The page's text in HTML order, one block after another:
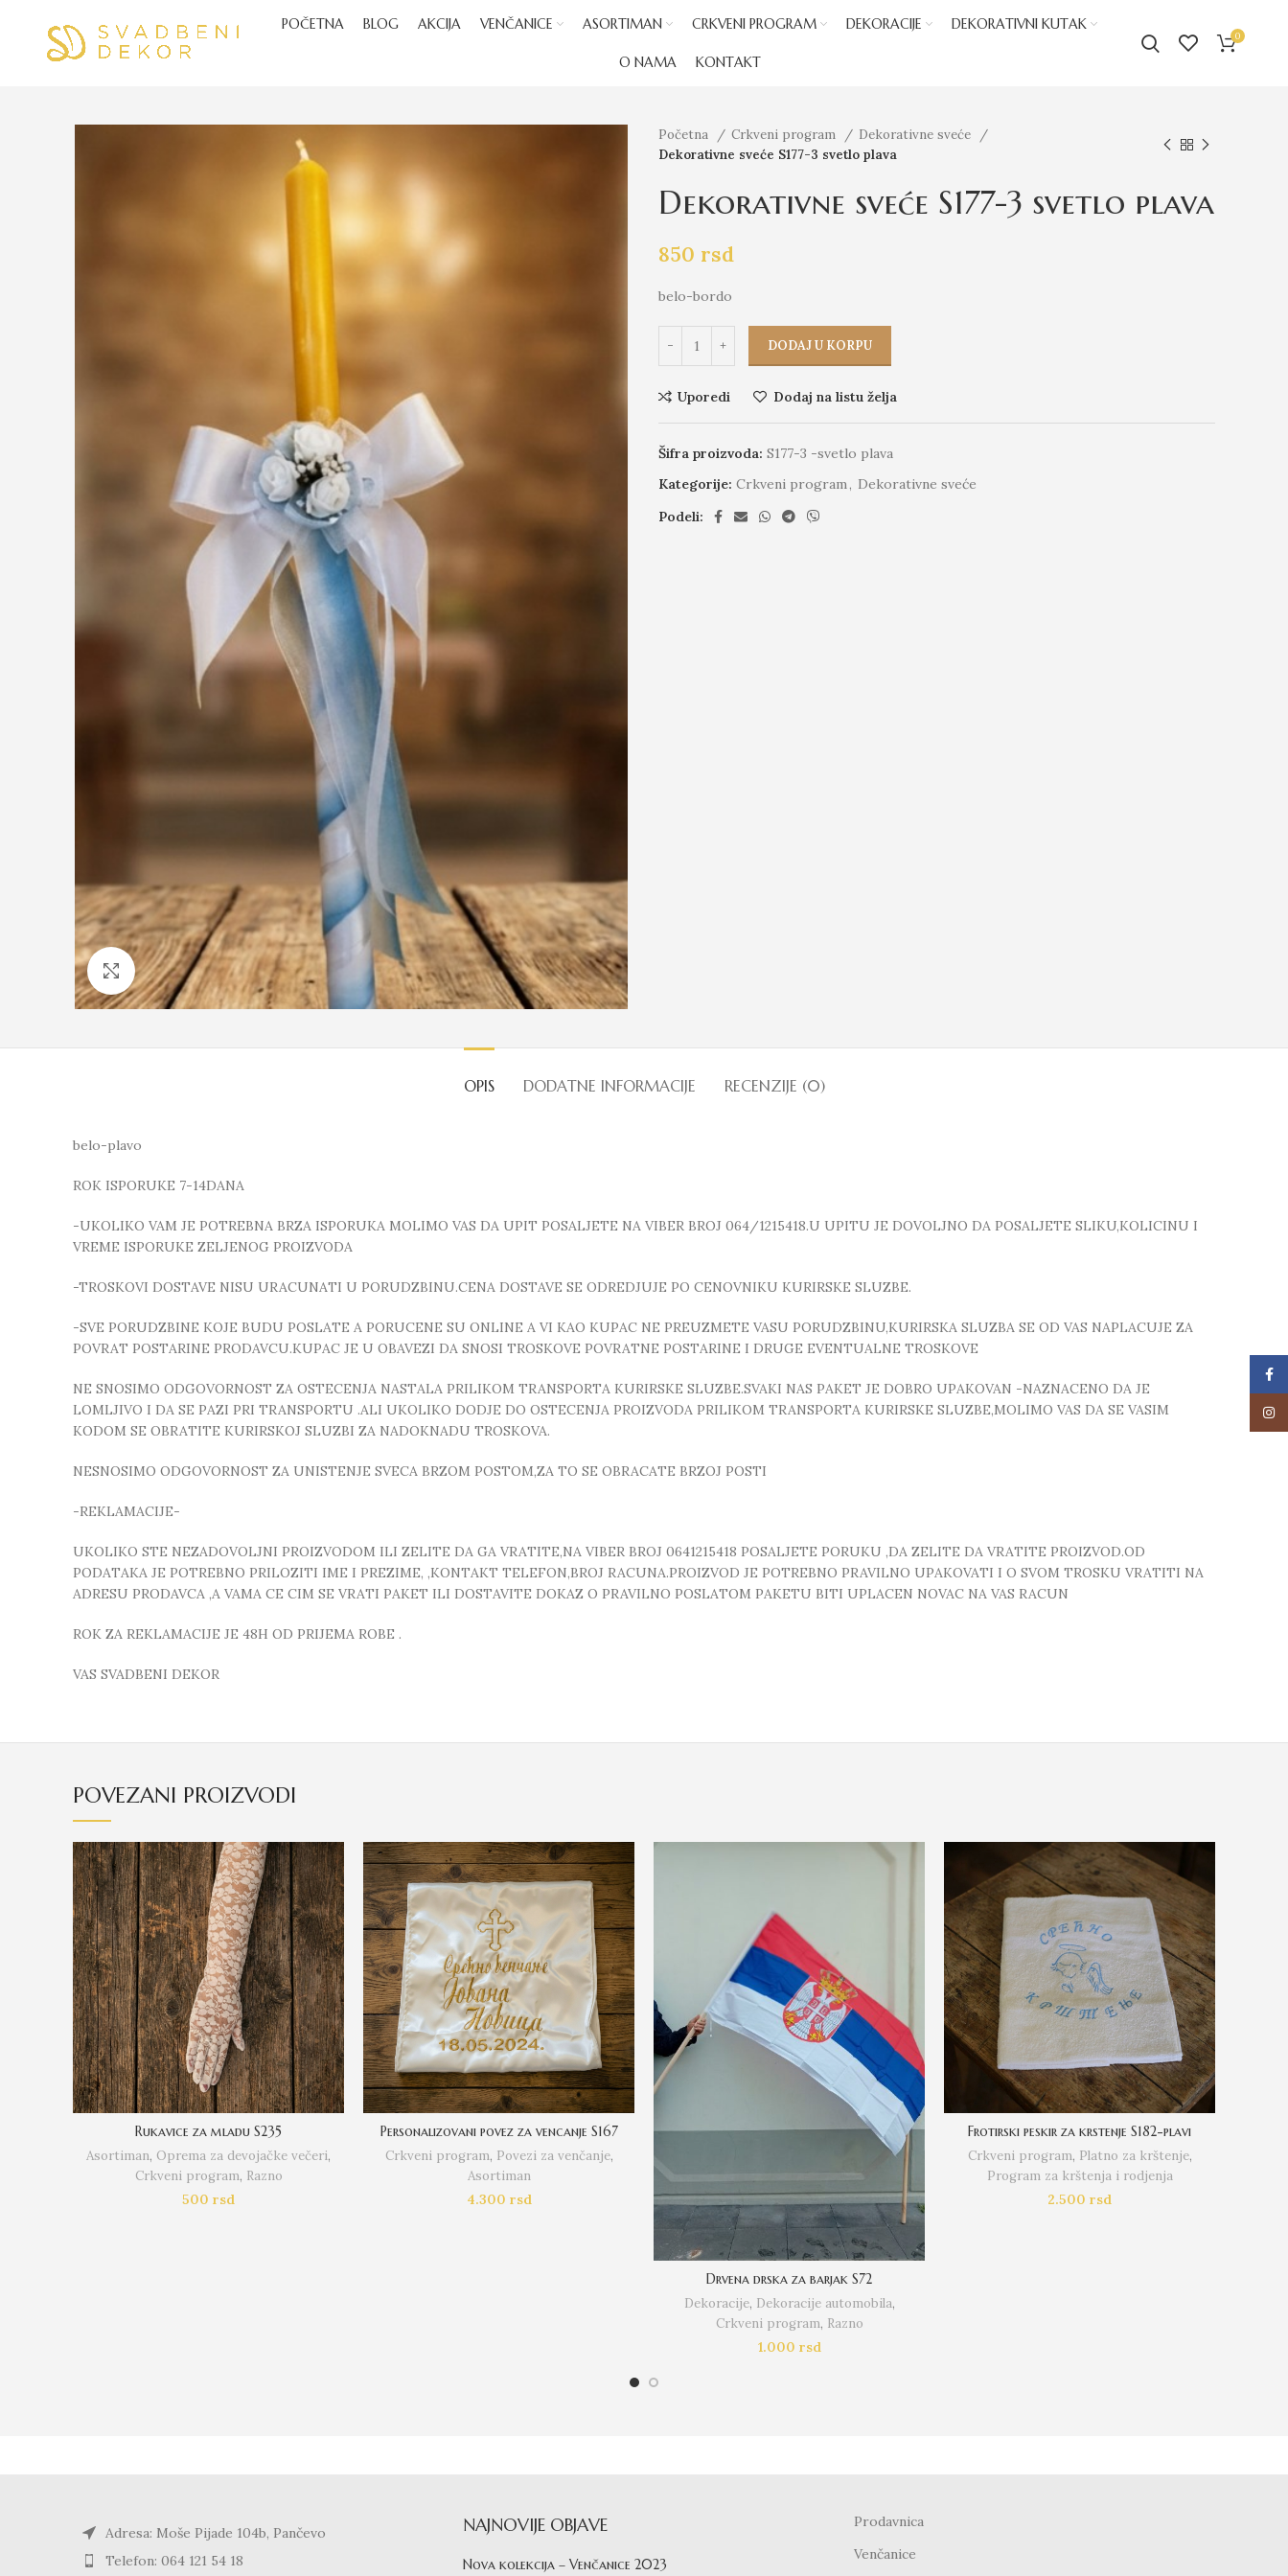
POČETNA BLOG AKCIJA VENČANICE ASORTIMAN CRKVENI PROGRAM DEKORACIJE DEKORATIVNI KUTAK
O NAMA KONTAKT
0
Click to enlarge
Početna Crkveni program
Dekorativne sveće
Dekorativne sveće S177-3 svetlo plava
Dekorativne sveće S177-3 svetlo plava
850 rsd
belo-bordo
DODAJ U KORPU
Uporedi Dodaj na listu želja
Šifra proizvoda: S177-3 -svetlo plava
Kategorije: Crkveni program, Dekorativne sveće
Podeli:
OPIS DODATNE INFORMACIJE RECENZIJE (0)
belo-plavo
ROK ISPORUKE 7-14DANA
-UKOLIKO VAM JE POTREBNA BRZA ISPORUKA MOLIMO VAS DA UPIT POSALJETE NA VIBER BROJ 064/1215418.U UPITU JE DOVOLJNO DA POSALJETE SLIKU,KOLICINU I
VREME ISPORUKE ZELJENOG PROIZVODA
-TROSKOVI DOSTAVE NISU URACUNATI U PORUDZBINU.CENA DOSTAVE SE ODREDJUJE PO CENOVNIKU KURIRSKE SLUZBE.
-SVE PORUDZBINE KOJE BUDU POSLATE A PORUCENE SU ONLINE A VI KAO KUPAC NE PREUZMETE VASU PORUDZBINU,KURIRSKA SLUZBA SE OD VAS NAPLACUJE ZA
POVRAT POSTARINE PRODAVCU.KUPAC JE U OBAVEZI DA SNOSI TROSKOVE POVRATNE POSTARINE I DRUGE EVENTUALNE TROSKOVE
NE SNOSIMO ODGOVORNOST ZA OSTECENJA NASTALA PRILIKOM TRANSPORTA KURIRSKE SLUZBE.SVAKI NAS PAKET JE DOBRO UPAKOVAN -NAZNACENO DA JE
LOMLJIVO I DA SE PAZI PRI TRANSPORTU .ALI UKOLIKO DODJE DO OSTECENJA PROIZVODA PRILIKOM TRANSPORTA KURIRSKE SLUZBE,MOLIMO VAS DA SE VASIM
KODOM SE OBRATITE KURIRSKOJ SLUZBI ZA NADOKNADU TROSKOVA.
NESNOSIMO ODGOVORNOST ZA UNISTENJE SVECA BRZOM POSTOM,ZA TO SE OBRACATE BRZOJ POSTI
-REKLAMACIJE-
UKOLIKO STE NEZADOVOLJNI PROIZVODOM ILI ZELITE DA GA VRATITE,NA VIBER BROJ 0641215418 POSALJETE PORUKU ,DA ZELITE DA VRATITE PROIZVOD.OD
PODATAKA JE POTREBNO PRILOZITI IME I PREZIME, ,KONTAKT TELEFON,BROJ RACUNA.PROIZVOD JE POTREBNO PRAVILNO UPAKOVATI I O SVOM TROSKU VRATITI NA
ADRESU PRODAVCA ,A VAMA CE CIM SE VRATI PAKET ILI DOSTAVITE DOKAZ O PRAVILNO POSLATOM PAKETU BITI UPLACEN NOVAC NA VAS RACUN
ROK ZA REKLAMACIJE JE 48H OD PRIJEMA ROBE .
VAS SVADBENI DEKOR
POVEZANI PROIZVODI
Rukavice za mladu S235
Asortiman, Oprema za devojačke večeri,
Crkveni program, Razno
500 rsd
Personalizovani povez za vencanje S167
Crkveni program, Povezi za venčanje,
Asortiman
4.300 rsd
Drvena drska za barjak S72
Dekoracije, Dekoracije automobila,
Crkveni program, Razno
1.000 rsd
Frotirski peskir za krstenje S182-plavi
Crkveni program, Platno za krštenje,
Program za krštenja i rodjenja
2.500 rsd
Adresa: Moše Pijade 104b, Pančevo
Telefon: 064 121 54 18
NAJNOVIJE OBJAVE
Nova kolekcija – Venčanice 2023
Prodavnica
Venčanice